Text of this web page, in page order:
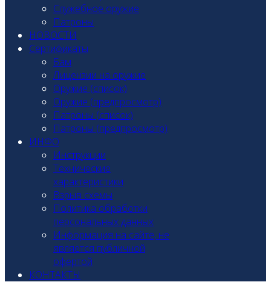
Служебное оружие
Патроны
НОВОСТИ
Сертификаты
Бам
Лицензии на оружие
Оружие (список)
Оружие (предпросмотр)
Патроны (список)
Патроны (предпросмотр)
ИНФО
Инструкции
Технические
характеристики
Взрыв схемы
Политика обработки
персональных данных
Информация на сайте, не
является публичной
офертой
КОНТАКТЫ